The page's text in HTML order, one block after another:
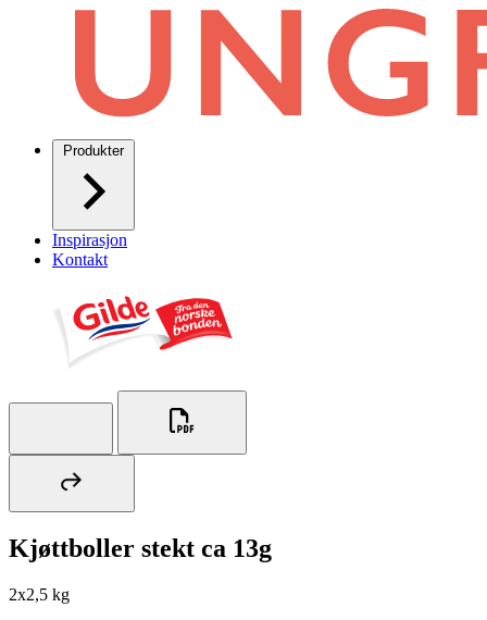
Produkter
Inspirasjon
Kontakt
Kjøttboller stekt ca 13g
2x2,5 kg